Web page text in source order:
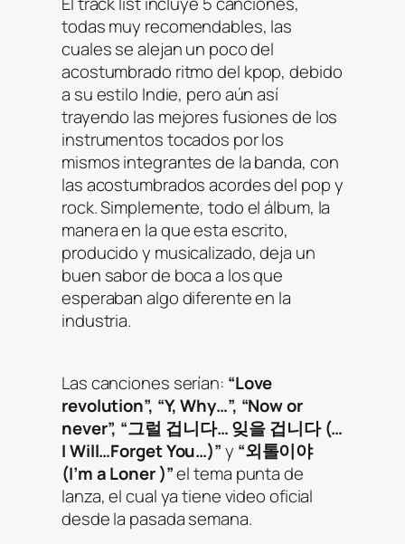
todas muy recomendables, las
cuales se alejan un poco del
acostumbrado ritmo del kpop, debido
a su estilo Indie, pero aún así
trayendo las mejores fusiones de los
instrumentos tocados por los
mismos integrantes de la banda, con
las acostumbrados acordes del pop y
rock. Simplemente, todo el álbum, la
manera en la que esta escrito,
producido y musicalizado, deja un
buen sabor de boca a los que
esperaban algo diferente en la
industria.
Las canciones serían: “Love
revolution”, “Y, Why…”, “Now or
never”, “그럴 겁니다… 잊을 겁니다 (…
I Will…Forget You…)”y “외톨이야
(I’m a Loner )”el tema punta de
lanza, el cual ya tiene video oficial
desde la pasada semana.